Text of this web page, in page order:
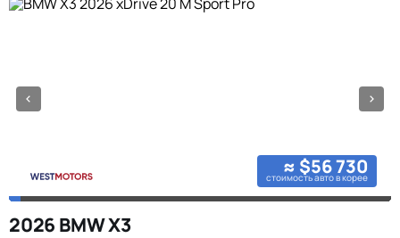
≈ $56 730
стоимость авто в корее
2026 BMW X3